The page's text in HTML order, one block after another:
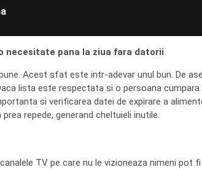
pana la ziua fara datorii
Acest sfat este intr-adevar unul bun. De
lista este respectata si o persoana cumpara
si verificarea datei de expirare a
repede, generand cheltuieli inutile.
TV pe care nu le vizioneaza nimeni pot